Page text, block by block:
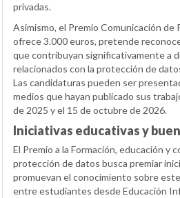
privadas.
Asimismo, el Premio Comunicación
ofrece 3.000 euros, pretende
que contribuyan significativamente a
relacionados con la protección de
Las candidaturas pueden ser
medios que hayan publicado sus
de 2025 y el 15 de octubre de 2026.
Iniciativas educativas y
El Premio a la Formación, educación y
protección de datos busca premiar
promuevan el conocimiento sobre
entre estudiantes desde Educación